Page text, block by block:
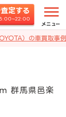
定する
8:00~22:00
メニュー
）の車買取事
群馬県邑楽